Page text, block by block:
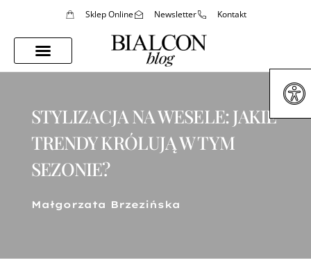
Sklep Online Newsletter Kontakt
STYLIZACJA NA WESELE: JAKIE
TRENDY KRÓLUJĄ W TYM
SEZONIE?
Małgorzata Brzezińska